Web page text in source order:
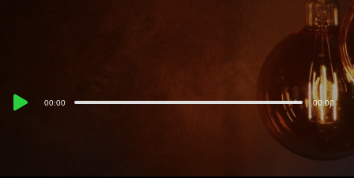
Lecteur00:00 00:00